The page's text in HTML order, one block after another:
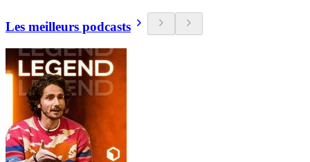
Les meilleurs podcasts